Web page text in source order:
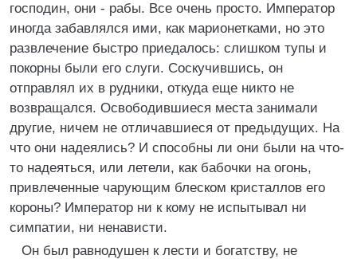
господин, они - рабы. Все очень просто. Император
иногда забавлялся ими, как марионетками, но это
развлечение быстро приедалось: слишком тупы и
покорны были его слуги. Соскучившись, он
отправлял их в рудники, откуда еще никто не
возвращался. Освободившиеся места занимали
другие, ничем не отличавшиеся от предыдущих. На
что они надеялись? И способны ли они были на что-
то надеяться, или летели, как бабочки на огонь,
привлеченные чарующим блеском кристаллов его
короны? Император ни к кому не испытывал ни
симпатии, ни ненависти.
Он был равнодушен к лести и богатству, не